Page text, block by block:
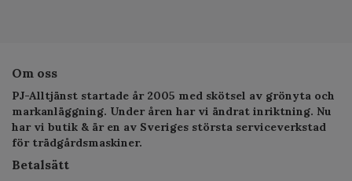
Om oss
PJ-Alltjänst startade år 2005 med skötsel av grönyta och
markanläggning. Under åren har vi ändrat inriktning. Nu
har vi butik & är en av Sveriges största serviceverkstad
för trädgårdsmaskiner.
Betalsätt